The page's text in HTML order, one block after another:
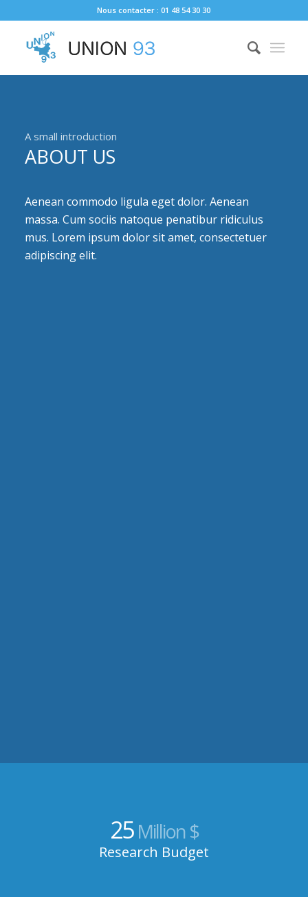
Nous contacter : 01 48 54 30 30
A small introduction
ABOUT US
Aenean commodo ligula eget dolor. Aenean
massa. Cum sociis natoque penatibur ridiculus
mus. Lorem ipsum dolor sit amet, consectetuer
adipiscing elit.
25Million $
Research Budget